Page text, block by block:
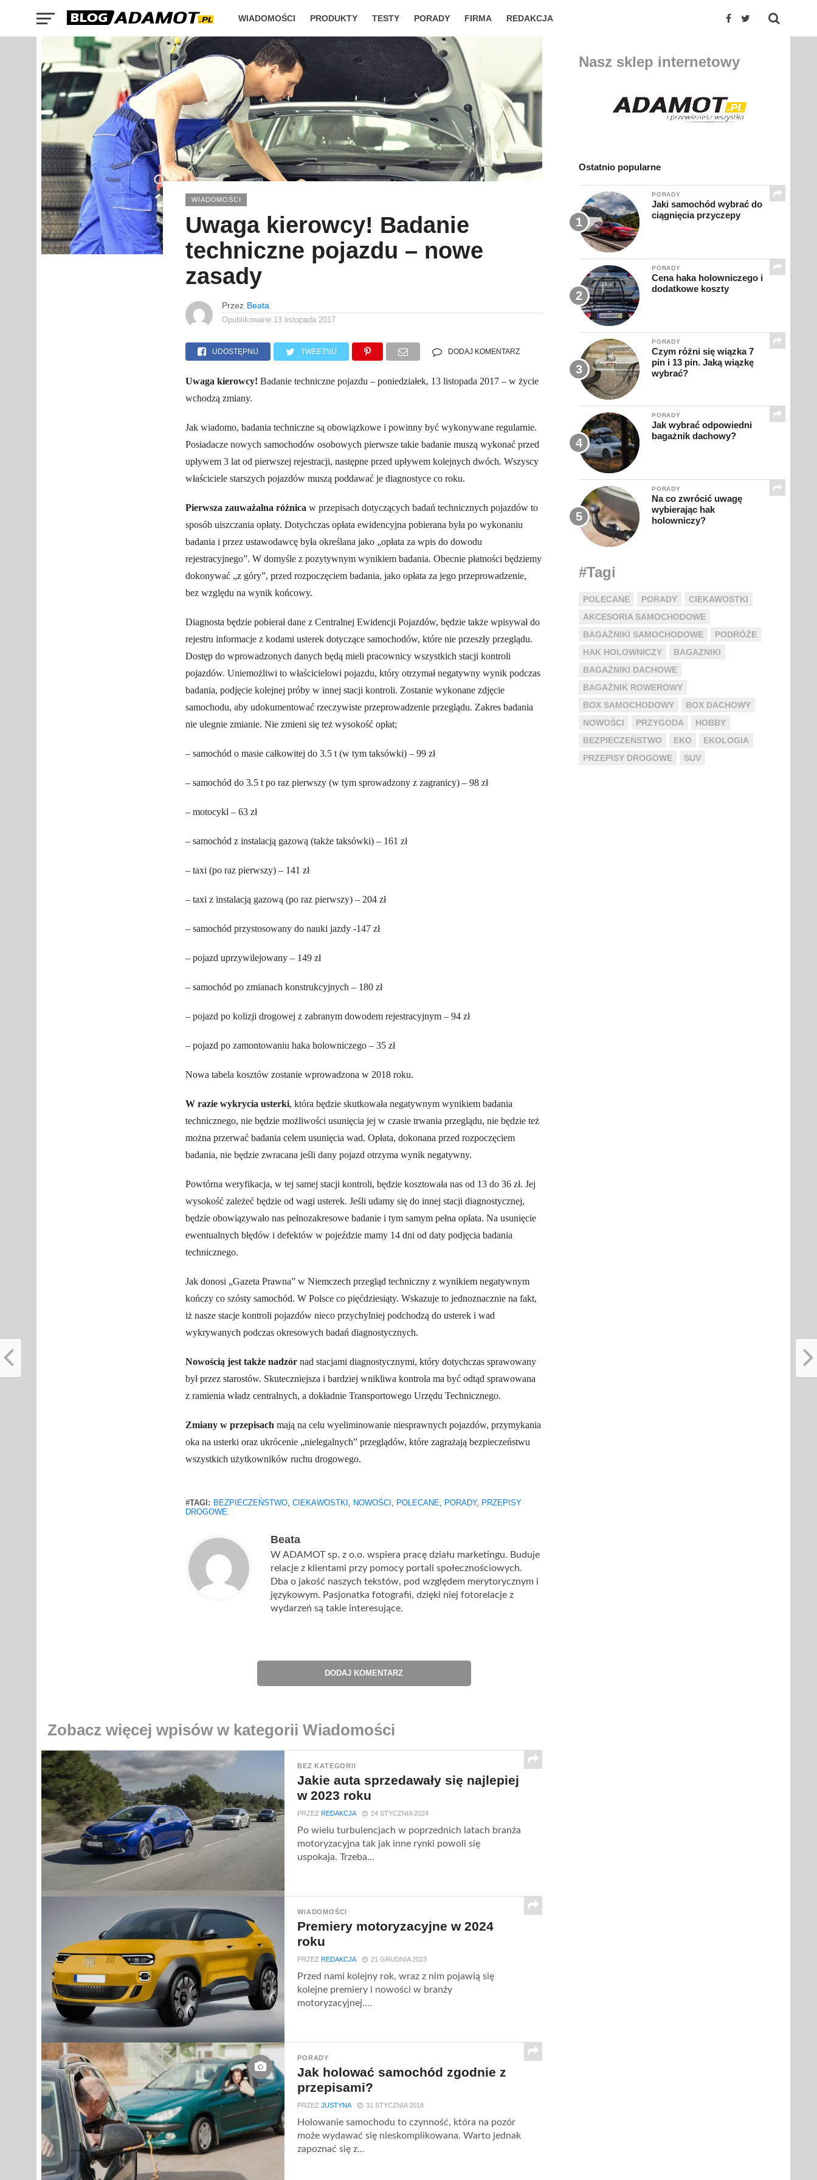
WIADOMOŚCI PRODUKTY TESTY PORADY FIRMA REDAKCJA
WIADOMOŚCI
Uwaga kierowcy! Badanie
techniczne pojazdu – nowe
zasady
Przez Beata
Opublikowane 13 listopada 2017
UDOSTĘPNIJ TWEETNIJ DODAJ KOMENTARZ
Uwaga kierowcy! Badanie techniczne pojazdu – poniedziałek, 13 listopada 2017 – w życie
wchodzą zmiany.
Jak wiadomo, badania techniczne są obowiązkowe i powinny być wykonywane regularnie.
Posiadacze nowych samochodów osobowych pierwsze takie badanie muszą wykonać przed
upływem 3 lat od pierwszej rejestracji, następne przed upływem kolejnych dwóch. Wszyscy
właściciele starszych pojazdów muszą poddawać je diagnostyce co roku.
Pierwsza zauważalna różnica w przepisach dotyczących badań technicznych pojazdów to
sposób uiszczania opłaty. Dotychczas opłata ewidencyjna pobierana była po wykonaniu
badania i przez ustawodawcę była określana jako „opłata za wpis do dowodu
rejestracyjnego”. W domyśle z pozytywnym wynikiem badania. Obecnie płatności będziemy
dokonywać „z góry”, przed rozpoczęciem badania, jako opłata za jego przeprowadzenie,
bez względu na wynik końcowy.
Diagnosta będzie pobierał dane z Centralnej Ewidencji Pojazdów, będzie także wpisywał do
rejestru informacje z kodami usterek dotyczące samochodów, które nie przeszły przeglądu.
Dostęp do wprowadzonych danych będą mieli pracownicy wszystkich stacji kontroli
pojazdów. Uniemożliwi to właścicielowi pojazdu, który otrzymał negatywny wynik podczas
badania, podjęcie kolejnej próby w innej stacji kontroli. Zostanie wykonane zdjęcie
samochodu, aby udokumentować rzeczywiste przeprowadzenie przeglądu. Zakres badania
nie ulegnie zmianie. Nie zmieni się też wysokość opłat;
– samochód o masie całkowitej do 3.5 t (w tym taksówki) – 99 zł
– samochód do 3.5 t po raz pierwszy (w tym sprowadzony z zagranicy) – 98 zł
– motocykl – 63 zł
– samochód z instalacją gazową (także taksówki) – 161 zł
– taxi (po raz pierwszy) – 141 zł
– taxi z instalacją gazową (po raz pierwszy) – 204 zł
– samochód przystosowany do nauki jazdy -147 zł
– pojazd uprzywilejowany – 149 zł
– samochód po zmianach konstrukcyjnych – 180 zł
– pojazd po kolizji drogowej z zabranym dowodem rejestracyjnym – 94 zł
– pojazd po zamontowaniu haka holowniczego – 35 zł
Nowa tabela kosztów zostanie wprowadzona w 2018 roku.
W razie wykrycia usterki, która będzie skutkowała negatywnym wynikiem badania
technicznego, nie będzie możliwości usunięcia jej w czasie trwania przeglądu, nie będzie też
można przerwać badania celem usunięcia wad. Opłata, dokonana przed rozpoczęciem
badania, nie będzie zwracana jeśli dany pojazd otrzyma wynik negatywny.
Powtórna weryfikacja, w tej samej stacji kontroli, będzie kosztowała nas od 13 do 36 zł. Jej
wysokość zależeć będzie od wagi usterek. Jeśli udamy się do innej stacji diagnostycznej,
będzie obowiązywało nas pełnozakresowe badanie i tym samym pełna opłata. Na usunięcie
ewentualnych błędów i defektów w pojeździe mamy 14 dni od daty podjęcia badania
technicznego.
Jak donosi „Gazeta Prawna” w Niemczech przegląd techniczny z wynikiem negatywnym
kończy co szósty samochód. W Polsce co pięćdziesiąty. Wskazuje to jednoznacznie na fakt,
iż nasze stacje kontroli pojazdów nieco przychylniej podchodzą do usterek i wad
wykrywanych podczas okresowych badań diagnostycznych.
Nowością jest także nadzór nad stacjami diagnostycznymi, który dotychczas sprawowany
był przez starostów. Skuteczniejsza i bardziej wnikliwa kontrola ma być odtąd sprawowana
z ramienia władz centralnych, a dokładnie Transportowego Urzędu Technicznego.
Zmiany w przepisach mają na celu wyeliminowanie niesprawnych pojazdów, przymykania
oka na usterki oraz ukrócenie „nielegalnych” przeglądów, które zagrażają bezpieczeństwu
wszystkich użytkowników ruchu drogowego.
#TAGI: BEZPIECZEŃSTWO,CIEKAWOSTKI , NOWOŚCI , POLECANE, PORADY, PRZEPISY
DROGOWE
Beata
W ADAMOT sp. z o.o. wspiera pracę działu marketingu. Buduje
relacje z klientami przy pomocy portali społecznościowych.
Dba o jakość naszych tekstów, pod względem merytorycznym i
językowym. Pasjonatka fotografii, dzięki niej fotorelacje z
wydarzeń są takie interesujące.
DODAJ KOMENTARZ
Zobacz więcej wpisów w kategorii Wiadomości
BEZ KATEGORII
Jakie auta sprzedawały się najlepiej
w 2023 roku
PRZEZ REDAKCJA 24 STYCZNIA 2024
Po wielu turbulencjach w poprzednich latach branża
motoryzacyjna tak jak inne rynki powoli się
uspokaja. Trzeba...
WIADOMOŚCI
Premiery motoryzacyjne w 2024
roku
PRZEZ REDAKCJA 21 GRUDNIA 2023
Przed nami kolejny rok, wraz z nim pojawią się
kolejne premiery i nowości w branży
motoryzacyjnej....
PORADY
Jak holować samochód zgodnie z
przepisami?
PRZEZJUSTYNA 31 STYCZNIA 2018
Holowanie samochodu to czynność, która na pozór
może wydawać się nieskomplikowana. Warto jednak
zapoznać się z...
Nasz sklep internetowy
Ostatnio popularne
PORADY
Jaki samochód wybrać do
ciągnięcia przyczepy
PORADY
Cena haka holowniczego i
dodatkowe koszty
PORADY
Czym różni się wiązka 7
pin i 13 pin. Jaką wiązkę
wybrać?
PORADY
Jak wybrać odpowiedni
bagażnik dachowy?
PORADY
Na co zwrócić uwagę
wybierając hak
holowniczy?
#Tagi
POLECANE PORADY
CIEKAWOSTKI
AKCESORIA SAMOCHODOWE
BAGAŻNIKI SAMOCHODOWE
PODRÓŻE
HAK HOLOWNICZY
BAGAZNIKI
BAGAŻNIKI DACHOWE
BAGAŻNIK ROWEROWY
BOX SAMOCHODOWY
BOX DACHOWY
NOWOŚCI
PRZYGODA
HOBBY
BEZPIECZEŃSTWO
EKO
EKOLOGIA
PRZEPISY DROGOWE
SUV